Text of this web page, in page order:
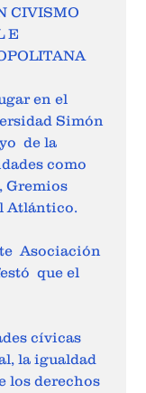
CIVISMO
E
en el
Simón
de la
como
Gremios
Atlántico.
Asociación
que el
cívicas
la igualdad
los derechos